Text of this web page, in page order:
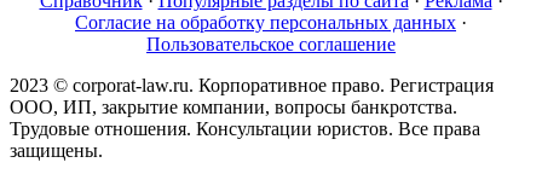
Согласие на обработку персональных данных ·
Пользовательское соглашение
2023 © corporat-law.ru. Корпоративное право. Регистрация
ООО, ИП, закрытие компании, вопросы банкротства.
Трудовые отношения. Консультации юристов. Все права
защищены.